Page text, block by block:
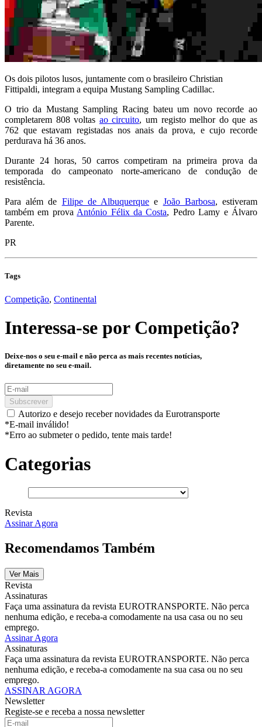
Os dois pilotos lusos, juntamente com o brasileiro Christian
Fittipaldi, integram a equipa Mustang Sampling Cadillac.
O trio da Mustang Sampling Racing bateu um novo recorde ao
completarem 808 voltas ao circuito, um registo melhor do que as
762 que estavam registadas nos anais da prova, e cujo recorde
perdurava há 36 anos.
Durante 24 horas, 50 carros competiram na primeira prova da
temporada do campeonato norte-americano de condução de
resistência.
Para além de Filipe de Albuquerque e João Barbosa, estiveram
também em prova António Félix da Costa, Pedro Lamy e Álvaro
Parente.
PR
Tags
Competição, Continental
Interessa-se por Competição?
Deixe-nos o seu e-mail e não perca as mais recentes notícias,
diretamente no seu e-mail.
Subscrever
Autorizo e desejo receber novidades da Eurotransporte
*E-mail inválido!
*Erro ao submeter o pedido, tente mais tarde!
Categorias
Revista
Assinar Agora
Recomendamos Também
Ver Mais
Revista
Assinaturas
Faça uma assinatura da revista EUROTRANSPORTE. Não perca
nenhuma edição, e receba-a comodamente na usa casa ou no seu
emprego.
Assinar Agora
Assinaturas
Faça uma assinatura da revista EUROTRANSPORTE. Não perca
nenhuma edição, e receba-a comodamente na sua casa ou no seu
emprego.
ASSINAR AGORA
Newsletter
Registe-se e receba a nossa newsletter